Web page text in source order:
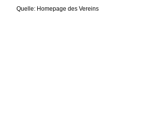
Quelle: Homepage des Vereins